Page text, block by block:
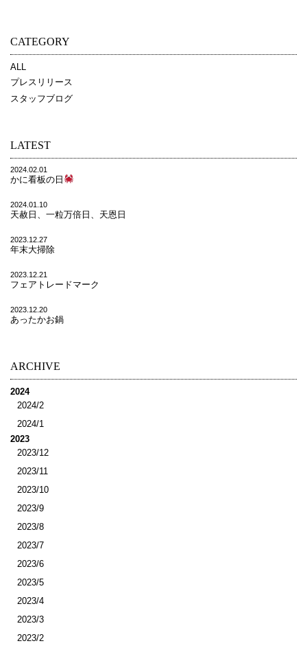
CATEGORY
ALL
プレスリリース
スタッフブログ
LATEST
2024.02.01
かに看板の日
2024.01.10
天赦日、一粒万倍日、天恩日
2023.12.27
年末大掃除
2023.12.21
フェアトレードマーク
2023.12.20
あったかお鍋
ARCHIVE
2024
2024/2
2024/1
2023
2023/12
2023/11
2023/10
2023/9
2023/8
2023/7
2023/6
2023/5
2023/4
2023/3
2023/2